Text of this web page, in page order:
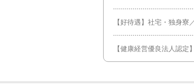
【好待遇】社宅・独身寮
【健康経営優良法人認定